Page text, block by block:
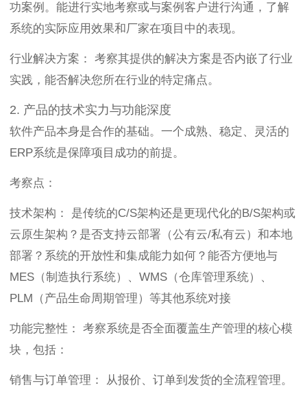
功案例。能进行实地考察或与案例客户进行沟通，了解
系统的实际应用效果和厂家在项目中的表现。
行业解决方案： 考察其提供的解决方案是否内嵌了行业
实践，能否解决您所在行业的特定痛点。
2. 产品的技术实力与功能深度
软件产品本身是合作的基础。一个成熟、稳定、灵活的
ERP系统是保障项目成功的前提。
考察点：
技术架构： 是传统的C/S架构还是更现代化的B/S架构或
云原生架构？是否支持云部署（公有云/私有云）和本地
部署？系统的开放性和集成能力如何？能否方便地与
MES（制造执行系统）、WMS（仓库管理系统）、
PLM（产品生命周期管理）等其他系统对接
功能完整性： 考察系统是否全面覆盖生产管理的核心模
块，包括：
销售与订单管理： 从报价、订单到发货的全流程管理。